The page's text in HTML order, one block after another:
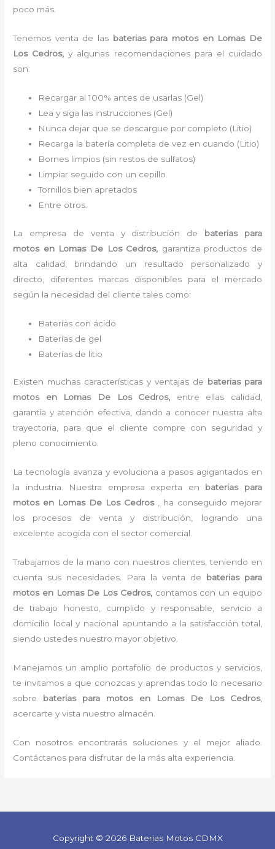
poco más.
Tenemos venta de las baterias para motosen Lomas De
Los Cedros,y algunas recomendaciones para el cuidado
son:
Recargar al 100% antes de usarlas (Gel)
Lea y siga las instrucciones (Gel)
Nunca dejar que se descargue por completo (Litio)
Recarga la batería completa de vez en cuando (Litio)
Bornes limpios (sin restos de sulfatos)
Limpiar seguido con un cepillo.
Tornillos bien apretados
Entre otros.
La empresa de venta y distribución de baterias para
motosen Lomas De Los Cedros, garantiza productos de
alta calidad, brindando un resultado personalizado y
directo, diferentes marcas disponibles para el mercado
según la necesidad del cliente tales como:
Baterías con ácido
Baterías de gel
Baterías de litio
Existen muchas características y ventajas de baterias para
motos en Lomas De Los Cedros, entre ellas calidad,
garantía y atención efectiva, dando a conocer nuestra alta
trayectoria, para que el cliente compre con seguridad y
pleno conocimiento.
La tecnología avanza y evoluciona a pasos agigantados en
la industria. Nuestra empresa experta en baterias para
motosen Lomas De Los Cedros
, ha conseguido mejorar
los procesos de venta y distribución, logrando una
excelente acogida con el sector comercial.
Trabajamos de la mano con nuestros clientes, teniendo en
cuenta sus necesidades. Para la venta de baterias para
motos en Lomas De Los Cedros, contamos con un equipo
de trabajo honesto, cumplido y responsable, servicio a
domicilio local y nacional apuntando a la satisfacción total,
siendo ustedes nuestro mayor objetivo.
Manejamos un amplio portafolio de productos y servicios,
te invitamos a que conozcas y aprendas todo lo necesario
sobre baterias para motosen Lomas De Los Cedros,
acercarte y vista nuestro almacén.
Con nosotros encontrarás soluciones y el mejor aliado.
Contáctanos para disfrutar de la más alta experiencia.
Copyright © 2026 Baterias Motos CDMX